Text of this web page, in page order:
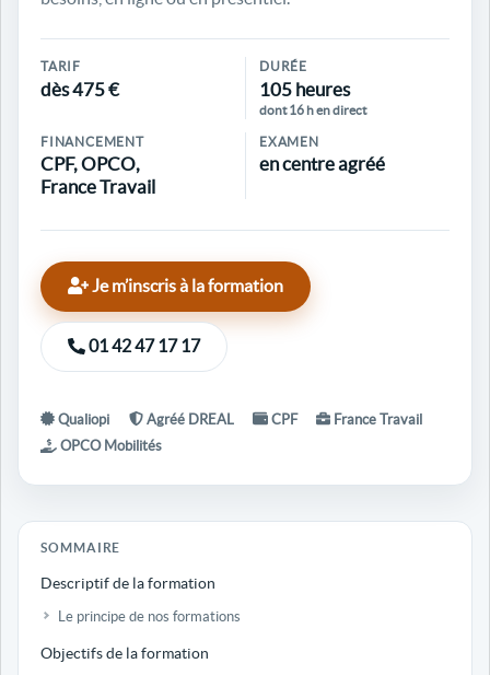
TARIF
dès 475 €
DURÉE
105 heures
dont 16 h en direct
FINANCEMENT
CPF, OPCO,
France Travail
EXAMEN
en centre agréé
Je m’inscris à la formation
01 42 47 17 17
Qualiopi Agréé DREAL CPF
France Travail
OPCO Mobilités
SOMMAIRE
Descriptif de la formation
Le principe de nos formations
Objectifs de la formation